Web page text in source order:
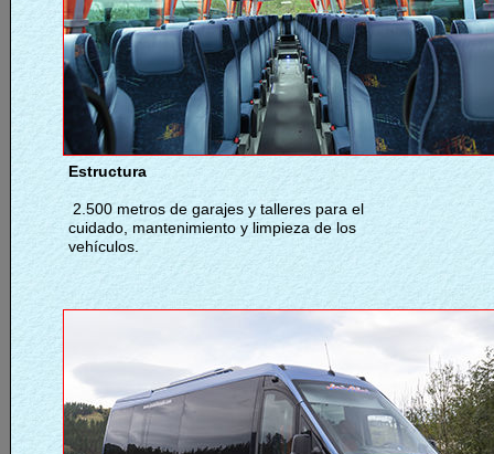
Estructura
2.500 metros de garajes y talleres para el
cuidado, mantenimiento y limpieza de los
vehículos.